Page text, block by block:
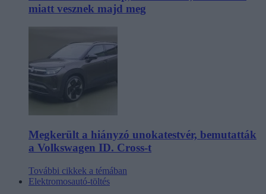
miatt vesznek majd meg
Megkerült a hiányzó unokatestvér, bemutatták
a Volkswagen ID. Cross-t
További cikkek a témában
Elektromosautó-töltés